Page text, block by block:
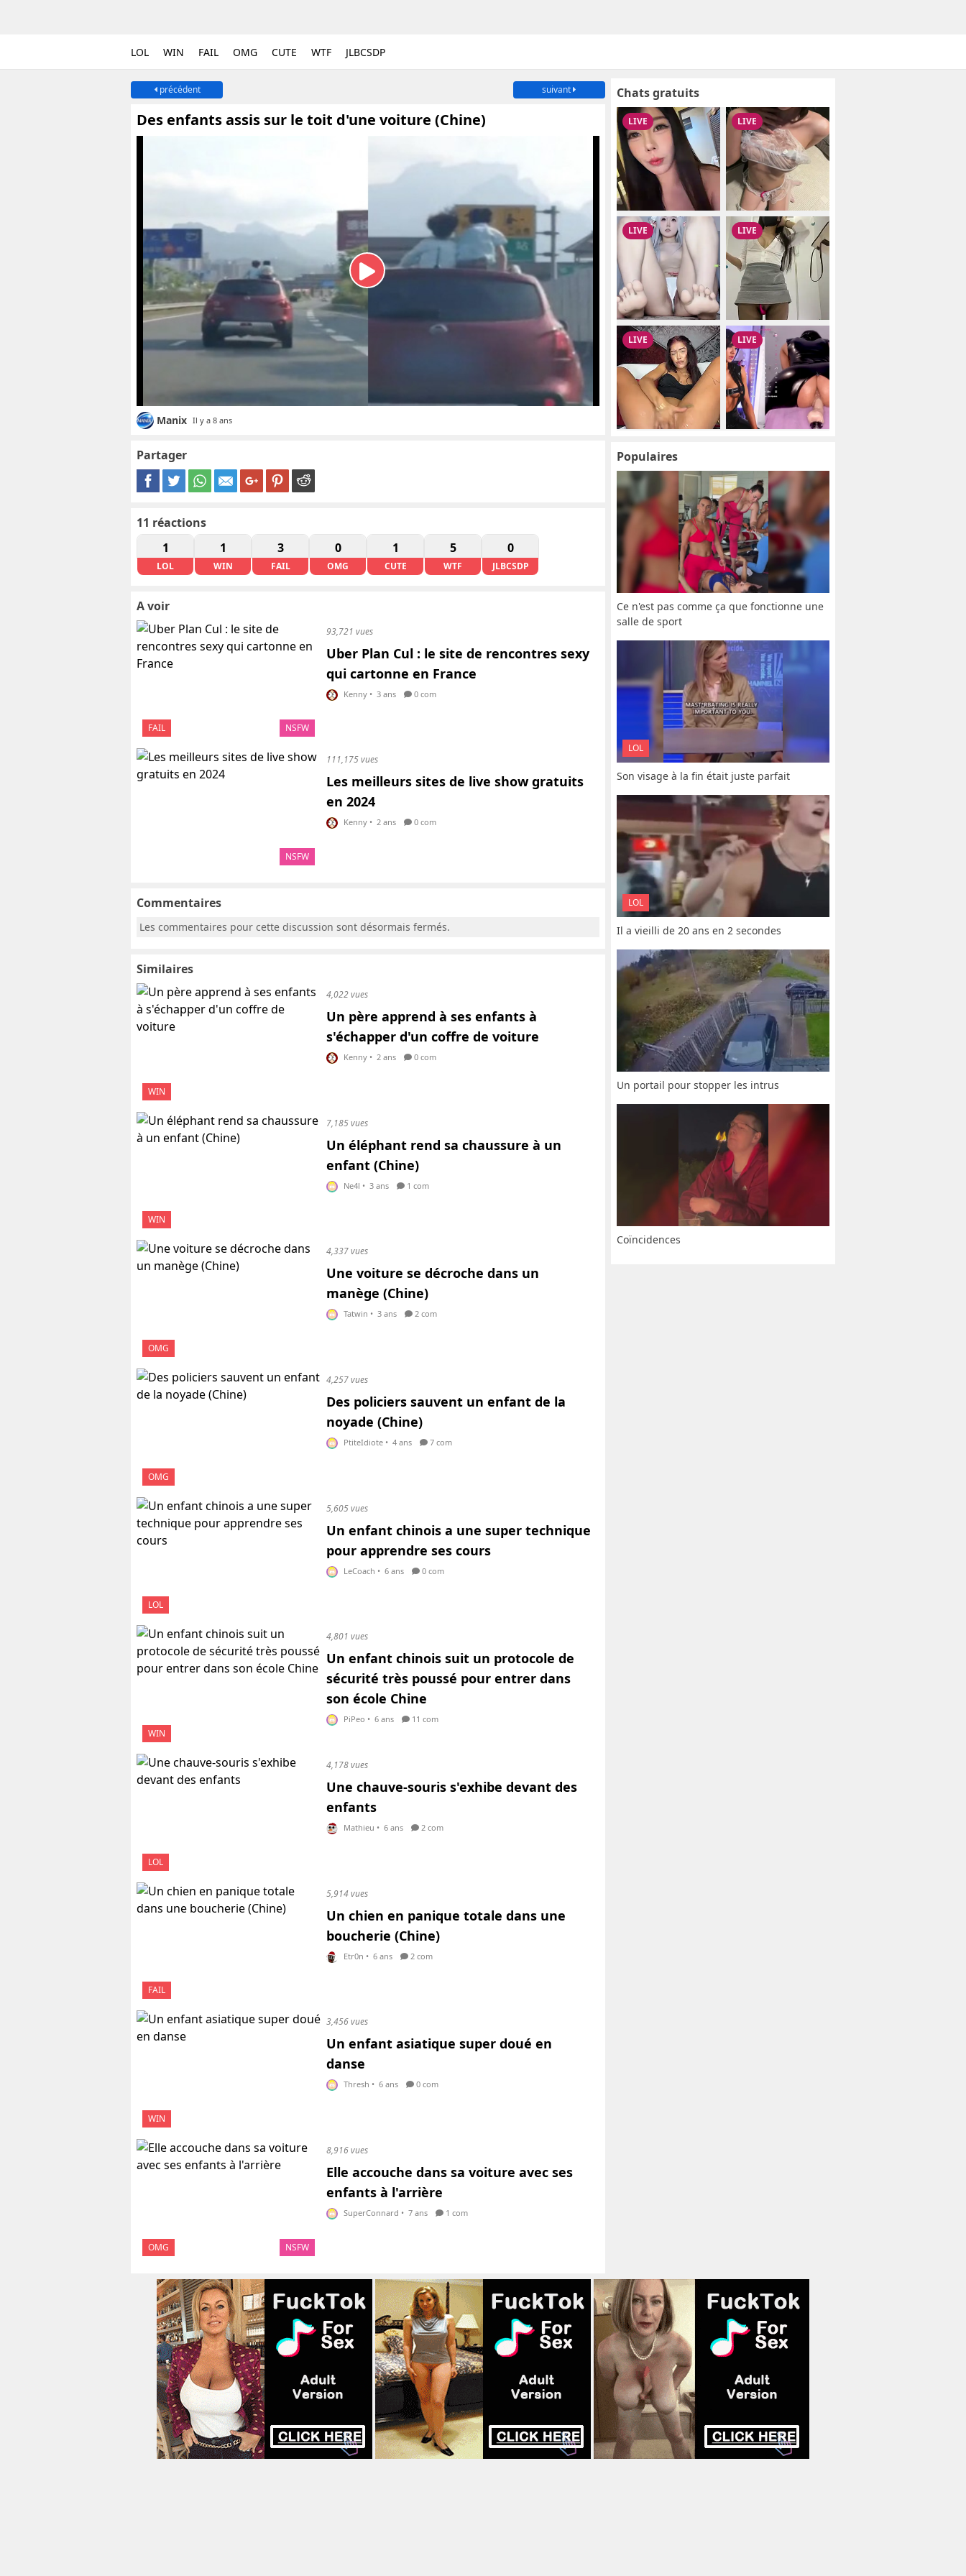
LOL WIN FAIL OMG CUTE WTF JLBCSDP
précédent suivant
Des enfants assis sur le toit d'une voiture (Chine)
Manix Il y a 8 ans
Partager
11 réactions
1
LOL
1
WIN
3
FAIL
0
OMG
1
CUTE
5
WTF
0
JLBCSDP
A voir
FAIL NSFW
93,721 vues
Uber Plan Cul : le site de rencontres sexy
qui cartonne en France
Kenny • 3 ans 0 com
NSFW
111,175 vues
Les meilleurs sites de live show gratuits
en 2024
Kenny • 2 ans 0 com
Commentaires
Les commentaires pour cette discussion sont désormais fermés.
Similaires
WIN
4,022 vues
Un père apprend à ses enfants à
s'échapper d'un coffre de voiture
Kenny • 2 ans 0 com
WIN
7,185 vues
Un éléphant rend sa chaussure à un
enfant (Chine)
Ne4l • 3 ans 1 com
OMG
4,337 vues
Une voiture se décroche dans un
manège (Chine)
Tatwin • 3 ans 2 com
OMG
4,257 vues
Des policiers sauvent un enfant de la
noyade (Chine)
PtiteIdiote • 4 ans 7 com
LOL
5,605 vues
Un enfant chinois a une super technique
pour apprendre ses cours
LeCoach • 6 ans 0 com
WIN
4,801 vues
Un enfant chinois suit un protocole de
sécurité très poussé pour entrer dans
son école Chine
PiPeo • 6 ans 11 com
LOL
4,178 vues
Une chauve-souris s'exhibe devant des
enfants
Mathieu • 6 ans 2 com
FAIL
5,914 vues
Un chien en panique totale dans une
boucherie (Chine)
Etr0n • 6 ans 2 com
WIN
3,456 vues
Un enfant asiatique super doué en
danse
Thresh • 6 ans 0 com
OMG NSFW
8,916 vues
Elle accouche dans sa voiture avec ses
enfants à l'arrière
SuperConnard • 7 ans 1 com
Chats gratuits
Populaires
Ce n'est pas comme ça que fonctionne une
salle de sport
LOL
Son visage à la fin était juste parfait
LOL
Il a vieilli de 20 ans en 2 secondes
Un portail pour stopper les intrus
Coïncidences